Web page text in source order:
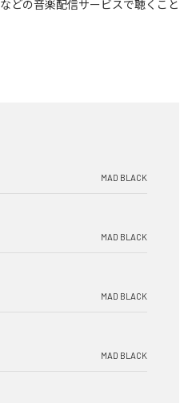
などの音楽配信サービスで聴くこと
MAD BLACK
MAD BLACK
MAD BLACK
MAD BLACK